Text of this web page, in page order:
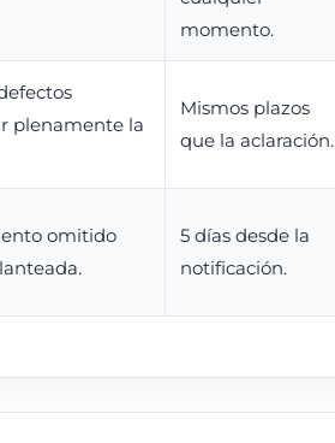
momento.
plenamente la
Mismos plazos
que la aclaración.
omitido
5 días desde la
notificación.